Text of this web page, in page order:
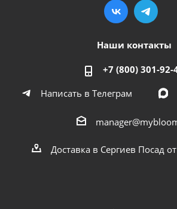
Наши контакты
+7 (800) 301-92-
Написать в Телеграм
Доставка в Сергиев Посад